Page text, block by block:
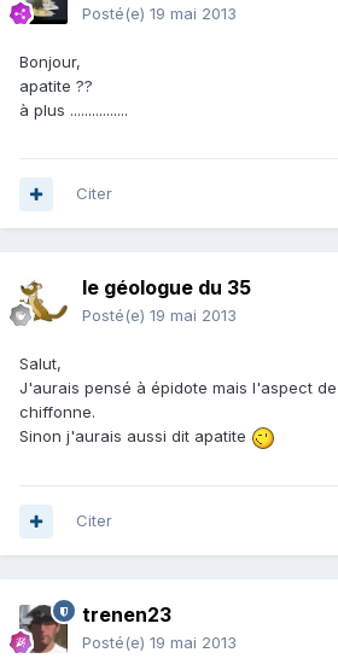
Posté(e) 19 mai 2013
Bonjour,
apatite ??
à plus ................
Citer
le géologue du 35
Posté(e) 19 mai 2013
Salut,
J'aurais pensé à épidote mais l'aspect
chiffonne.
Sinon j'aurais aussi dit apatite
Citer
trenen23
Posté(e) 19 mai 2013